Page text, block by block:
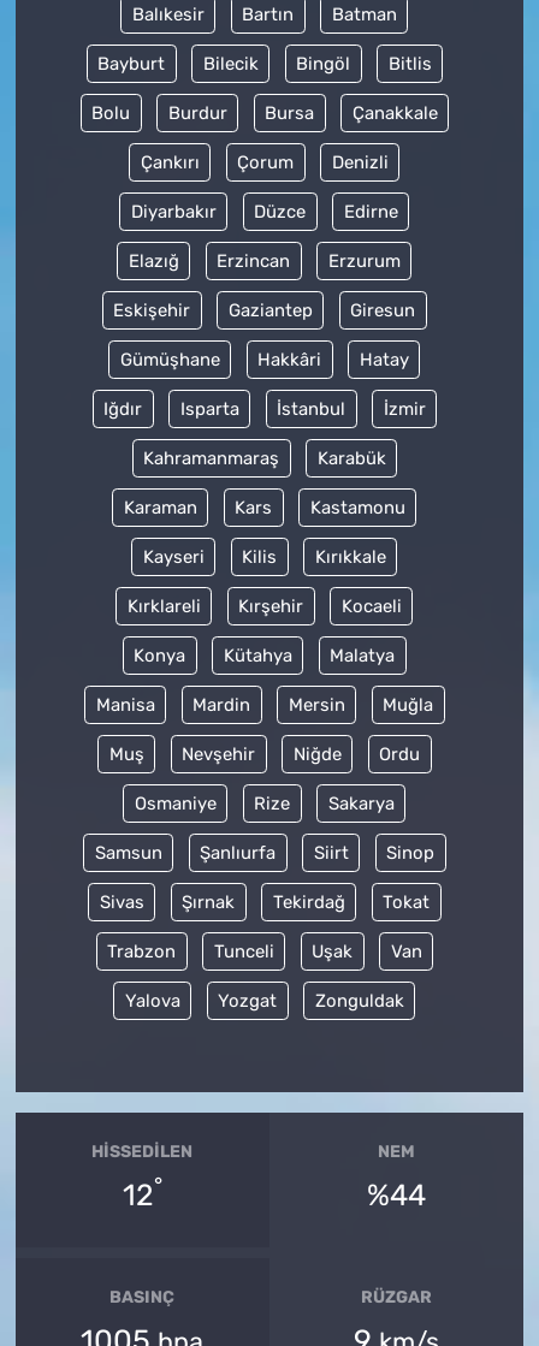
Balıkesir Bartın Batman
Bayburt Bilecik Bingöl Bitlis
Bolu Burdur Bursa Çanakkale
Çankırı Çorum Denizli
Diyarbakır Düzce Edirne
Elazığ Erzincan Erzurum
Eskişehir Gaziantep Giresun
Gümüşhane Hakkâri Hatay
Iğdır Isparta İstanbul İzmir
Kahramanmaraş Karabük
Karaman Kars Kastamonu
Kayseri Kilis Kırıkkale
Kırklareli Kırşehir Kocaeli
Konya Kütahya Malatya
Manisa Mardin Mersin Muğla
Muş Nevşehir Niğde Ordu
Osmaniye Rize Sakarya
Samsun Şanlıurfa Siirt Sinop
Sivas Şırnak Tekirdağ Tokat
Trabzon Tunceli Uşak Van
Yalova Yozgat Zonguldak
HISSEDILEN
12°
NEM
%44
BASINÇ RÜZGAR